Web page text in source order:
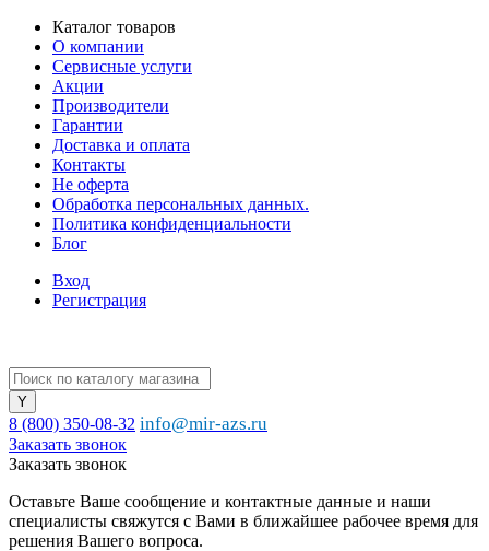
Каталог товаров
О компании
Сервисные услуги
Акции
Производители
Гарантии
Доставка и оплата
Контакты
Не оферта
Обработка персональных данных.
Политика конфиденциальности
Блог
Вход
Регистрация
8 (800) 350-08-32 info@mir-azs.ru
Заказать звонок
Заказать звонок
Оставьте Ваше сообщение и контактные данные и наши
специалисты свяжутся с Вами в ближайшее рабочее время для
решения Вашего вопроса.